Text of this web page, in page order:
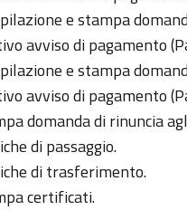
e stampa
avviso di pagamento
e stampa
avviso di pagamento
domanda di rinuncia
di passaggio.
di trasferimento.
certificati.